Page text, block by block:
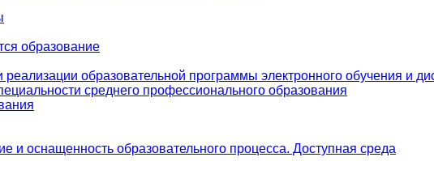
образование
образовательной программы электронного обучения и
среднего профессионального образования
и оснащенность образовательного процесса. Доступная среда